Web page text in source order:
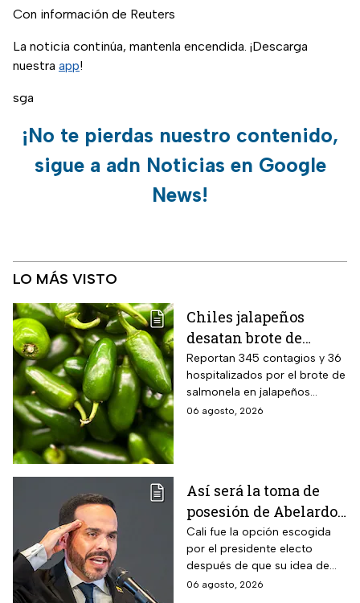
Con información de Reuters
La noticia continúa, mantenla encendida. ¡Descarga
nuestra app!
sga
¡No te pierdas nuestro contenido,
sigue a adn Noticias en Google
News!
LO MÁS VISTO
Chiles jalapeños
desatan brote de
salmonella en 27
estados de EUA
Reportan 345 contagios y 36
hospitalizados por el brote de
salmonela en jalapeños
exportados desde México
06 agosto, 2026
Así será la toma de
posesión de Abelardo
de la Espriella en Cali,
Colombia: fecha, hora
y dónde ver
Cali fue la opción escogida
por el presidente electo
después de que su idea de
hacerlo en una guarnición
06 agosto, 2026